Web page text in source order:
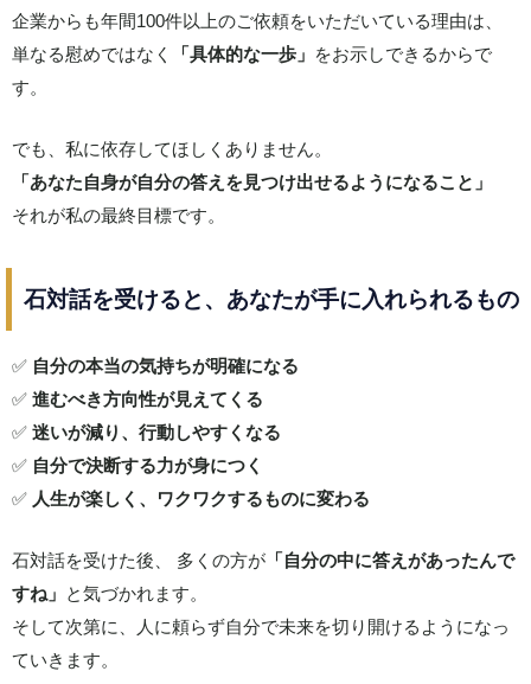
企業からも年間100件以上のご依頼をいただいている理由は、
単なる慰めではなく
「具体的な一歩」 をお示しできるからで
す。
でも、私に依存してほしくありません。
「あなた自身が自分の答えを見つけ出せるようになること」
それが私の最終目標です。
石対話を受けると、あなたが手に入れられるもの
✅ 自分の本当の気持ちが明確になる
✅ 進むべき方向性が見えてくる
✅ 迷いが減り、行動しやすくなる
✅ 自分で決断する力が身につく
✅ 人生が楽しく、ワクワクするものに変わる
石対話を受けた後、 多くの方が 「自分の中に答えがあったんで
すね」 と気づかれます。
そして次第に、人に頼らず自分で未来を切り開けるようになっ
ていきます。